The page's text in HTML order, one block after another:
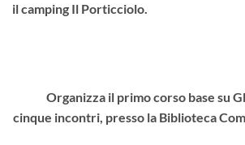
il camping Il Porticciolo.
Organizza il primo corso base su
cinque incontri, presso la Biblioteca